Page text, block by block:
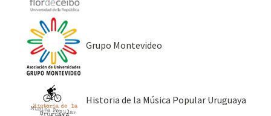
Grupo Montevideo
Historia de la Música Popular Uruguaya